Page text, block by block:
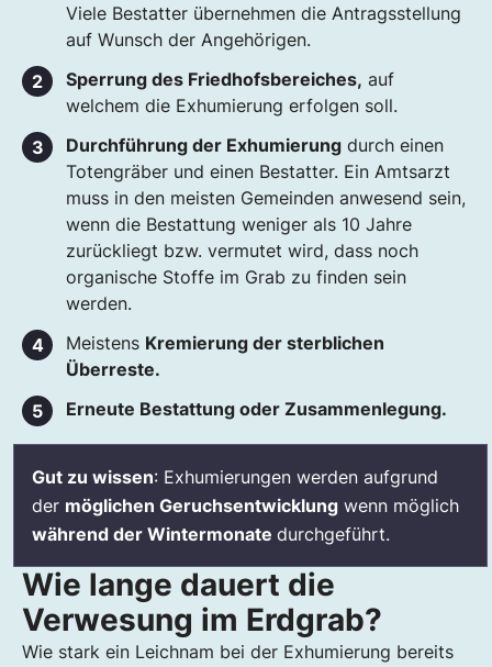
Viele Bestatter übernehmen die Antragsstellung
auf Wunsch der Angehörigen.
Sperrung des Friedhofsbereiches, auf
welchem die Exhumierung erfolgen soll.
Durchführung der Exhumierung durch einen
Totengräber und einen Bestatter. Ein Amtsarzt
muss in den meisten Gemeinden anwesend sein,
wenn die Bestattung weniger als 10 Jahre
zurückliegt bzw. vermutet wird, dass noch
organische Stoffe im Grab zu finden sein
werden.
Meistens Kremierung der sterblichen
Überreste.
Erneute Bestattung oder Zusammenlegung.
Gut zu wissen: Exhumierungen werden aufgrund
der möglichen Geruchsentwicklung wenn möglich
während der Wintermonate durchgeführt.
Wie lange dauert die
Verwesung im Erdgrab?
Wie stark ein Leichnam bei der Exhumierung bereits